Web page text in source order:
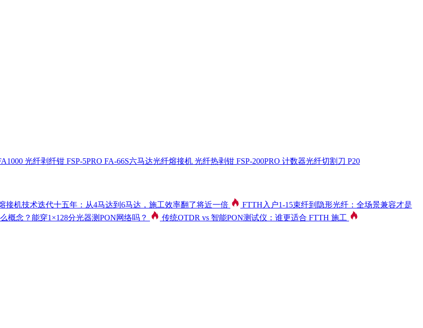
光纤剥纤钳 FSP-5PRO FA-66S六马达光纤熔接机 光纤热剥钳 FSP-200PRO 计数器光纤切割刀 P20
接机技术迭代十五年：从4马达到6马达，施工效率翻了将近一倍
FTTH入户1-15束纤到隐形光纤：全场景兼容才是
概念？能穿1×128分光器测PON网络吗？
传统OTDR vs 智能PON测试仪：谁更适合 FTTH 施工